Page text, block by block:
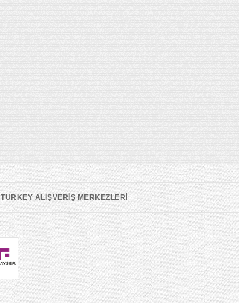
TURKEY ALIŞVERİŞ MERKEZLERİ